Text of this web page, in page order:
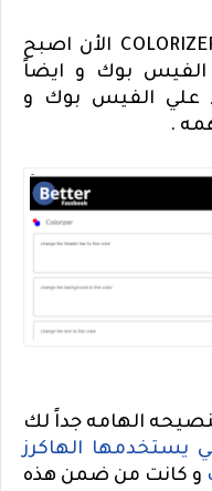
الأن اصبح
الفيس بوك و ايضاً
علي الفيس بوك و
.
الهامه جداً لك
يستخدمها الهاكرز
و كانت من ضمن هذه